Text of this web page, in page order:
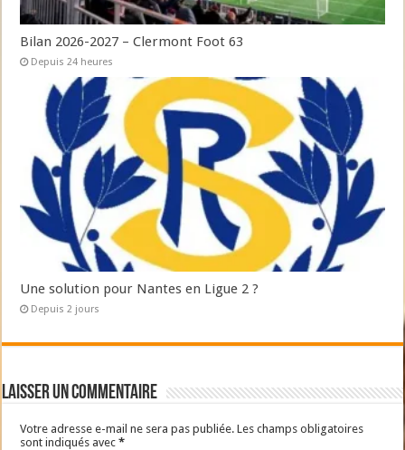
Bilan 2026-2027 – Clermont Foot 63
Depuis 24 heures
Une solution pour Nantes en Ligue 2 ?
Depuis 2 jours
Laisser un commentaire
Votre adresse e-mail ne sera pas publiée. Les champs obligatoires
sont indiqués avec*